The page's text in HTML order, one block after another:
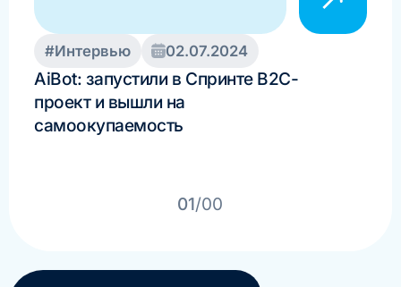
#Интервью 02.07.2024
AiBot: запустили в Спринте B2C-
проект и вышли на
самоокупаемость
01/00